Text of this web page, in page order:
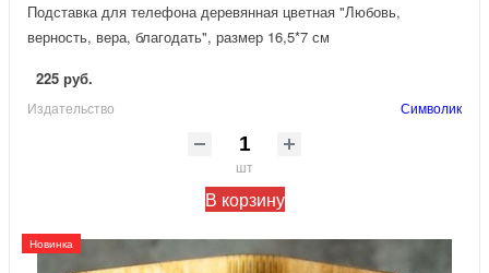
Подставка для телефона деревянная цветная "Любовь,
верность, вера, благодать", размер 16,5*7 см
225 руб.
Издательство Символик
шт
В корзину
Новинка